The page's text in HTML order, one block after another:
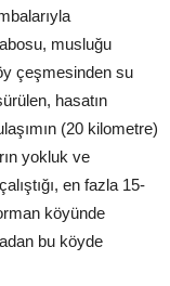
musluğu
çeşmesinden su
hasatın
(20 kilometre)
yokluk ve
en fazla 15-
köyünde
bu köyde